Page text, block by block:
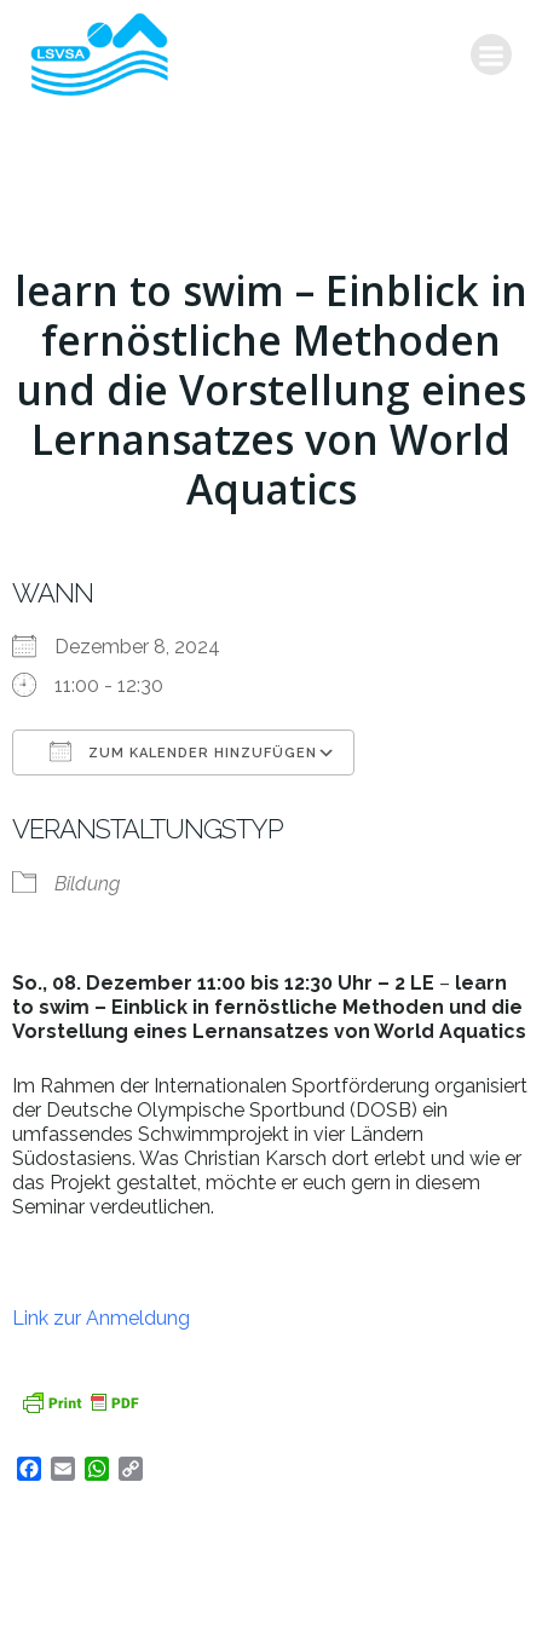
learn to swim – Einblick in
fernöstliche Methoden
und die Vorstellung eines
Lernansatzes von World
Aquatics
WANN
Dezember 8, 2024
11:00 - 12:30
ZUM KALENDER HINZUFÜGEN
VERANSTALTUNGSTYP
Bildung
So., 08. Dezember 11:00 bis 12:30 Uhr – 2 LE – learn
to swim – Einblick in fernöstliche Methoden und die
Vorstellung eines Lernansatzes von World Aquatics
Im Rahmen der Internationalen Sportförderung organisiert
der Deutsche Olympische Sportbund (DOSB) ein
umfassendes Schwimmprojekt in vier Ländern
Südostasiens. Was Christian Karsch dort erlebt und wie er
das Projekt gestaltet, möchte er euch gern in diesem
Seminar verdeutlichen.
Link zur Anmeldung
Facebook
EmailWhatsApp